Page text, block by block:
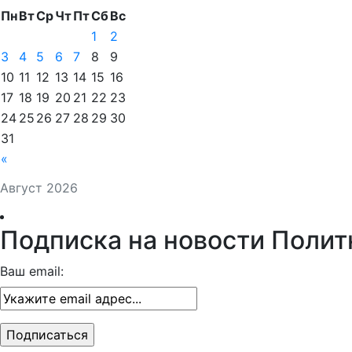
Август 2026
ПнВтСрЧтПтСбВс
«
1
2
3
4 5 6 7 8
9
10 11 12 13 14 15 16
17 18 19 20 21 22 23
24 25 26 27 28 29 30
31
Подписка на новости
Ваш email: